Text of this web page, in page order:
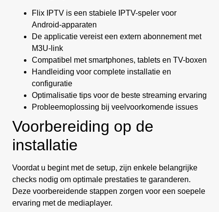
Flix IPTV is een stabiele IPTV-speler voor
Android-apparaten
De applicatie vereist een extern abonnement met
M3U-link
Compatibel met smartphones, tablets en TV-boxen
Handleiding voor complete installatie en
configuratie
Optimalisatie tips voor de beste streaming ervaring
Probleemoplossing bij veelvoorkomende issues
Voorbereiding op de
installatie
Voordat u begint met de setup, zijn enkele belangrijke
checks nodig om optimale prestaties te garanderen.
Deze voorbereidende stappen zorgen voor een soepele
ervaring met de mediaplayer.